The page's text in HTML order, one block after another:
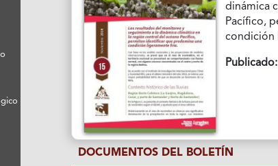
dinámica
Pacífico,
condición
Publicado:
DOCUMENTOS DEL BOLETÍN